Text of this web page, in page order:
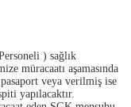
) sağlık
müracaatı aşamasında
veya verilmiş ise
yapılacaktır.